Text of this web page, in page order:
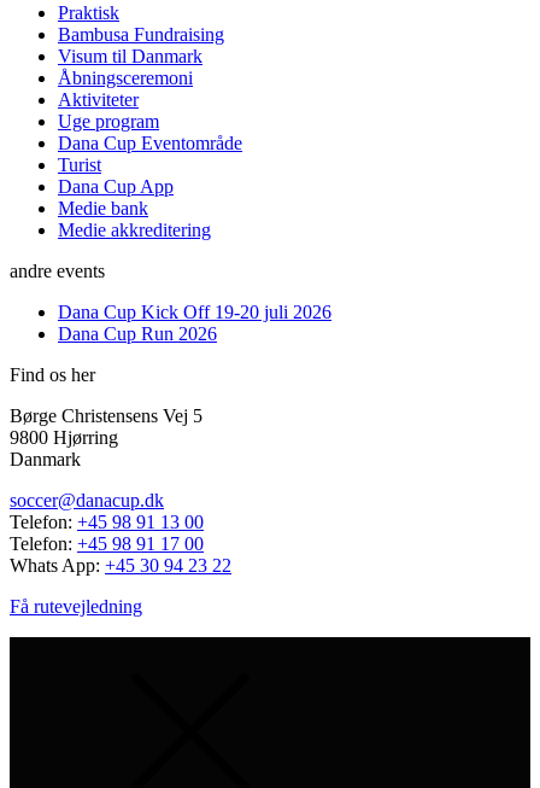
Praktisk
Bambusa Fundraising
Visum til Danmark
Åbningsceremoni
Aktiviteter
Uge program
Dana Cup Eventområde
Turist
Dana Cup App
Medie bank
Medie akkreditering
andre events
Dana Cup Kick Off 19-20 juli 2026
Dana Cup Run 2026
Find os her
Børge Christensens Vej 5
9800 Hjørring
Danmark
soccer@danacup.dk
Telefon: +45 98 91 13 00
Telefon: +45 98 91 17 00
Whats App: +45 30 94 23 22
Få rutevejledning